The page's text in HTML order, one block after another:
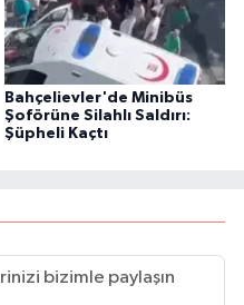
Bahçelievler'de Minibüs
Şoförüne Silahlı Saldırı:
Şüpheli Kaçtı